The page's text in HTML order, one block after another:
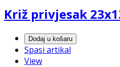
Križ privjesak
Dodaj u košaru
Spasi artikal
View